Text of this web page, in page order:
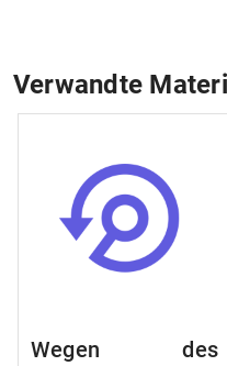
Verwandte
Wegen des